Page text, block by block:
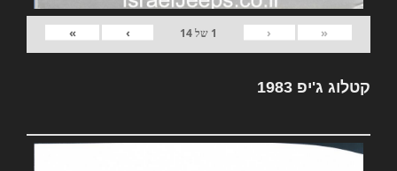
«
‹
1 של14
›
»
קטלוג ג'יפ 1983